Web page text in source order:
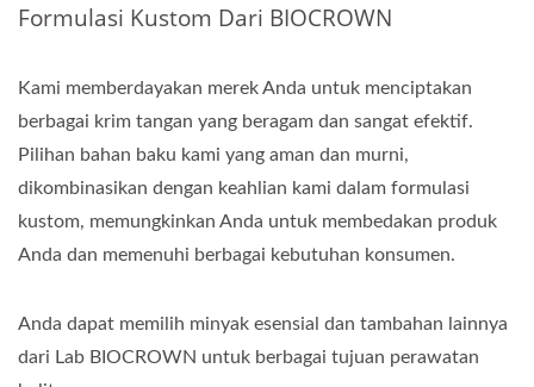
Formulasi Kustom Dari BIOCROWN
Kami memberdayakan merek Anda untuk menciptakan
berbagai krim tangan yang beragam dan sangat efektif.
Pilihan bahan baku kami yang aman dan murni,
dikombinasikan dengan keahlian kami dalam formulasi
kustom, memungkinkan Anda untuk membedakan produk
Anda dan memenuhi berbagai kebutuhan konsumen.
Anda dapat memilih minyak esensial dan tambahan lainnya
dari Lab BIOCROWN untuk berbagai tujuan perawatan